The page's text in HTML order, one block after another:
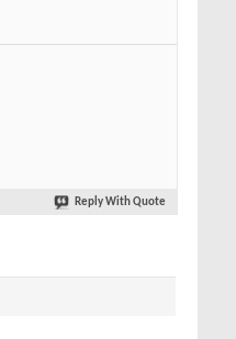
Reply With Quote